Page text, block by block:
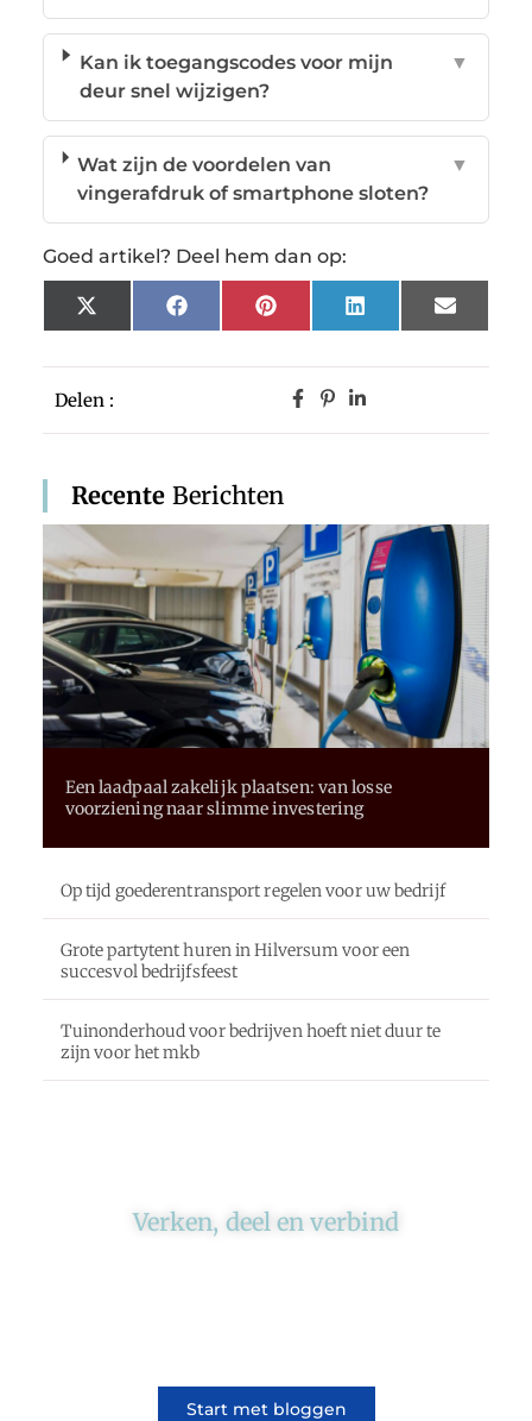
Delen :
Recente Berichten
Een laadpaal zakelijk plaatsen: van losse
voorziening naar slimme investering
Op tijd goederentransport regelen voor uw bedrijf
Grote partytent huren in Hilversum voor een
succesvol bedrijfsfeest
Tuinonderhoud voor bedrijven hoeft niet duur te
zijn voor het mkb
Verken, deel en verbind
Start met bloggen
Kan ik toegangscodes voor mijn
deur snel wijzigen?
▼
Wat zijn de voordelen van
vingerafdruk of smartphone sloten?
▼
Goed artikel? Deel hem dan op:
X
(Twitter)
FacebookPinterestLinkedInEmail